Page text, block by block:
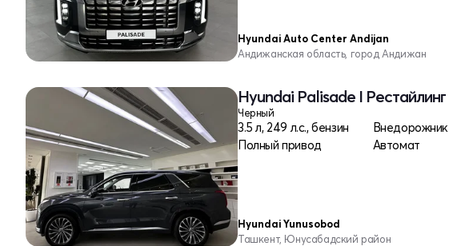
Hyundai Auto Center Andijan
Андижанская область, город Андижан
Hyundai Palisade I Рестайлинг
Черный
3.5 л, 249 л.с., бензин
Внедорожник
Полный привод
Автомат
Hyundai Yunusobod
Ташкент, Юнусабадский район